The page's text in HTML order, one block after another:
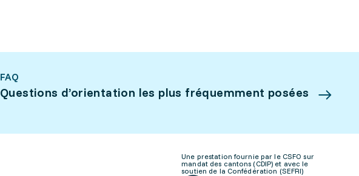
FAQ
Questions d’orientation les plus fréquemment posées
Une prestation fournie par le CSFO sur
mandat des cantons (CDIP) et avec le
soutien de la Confédération (SEFRI)